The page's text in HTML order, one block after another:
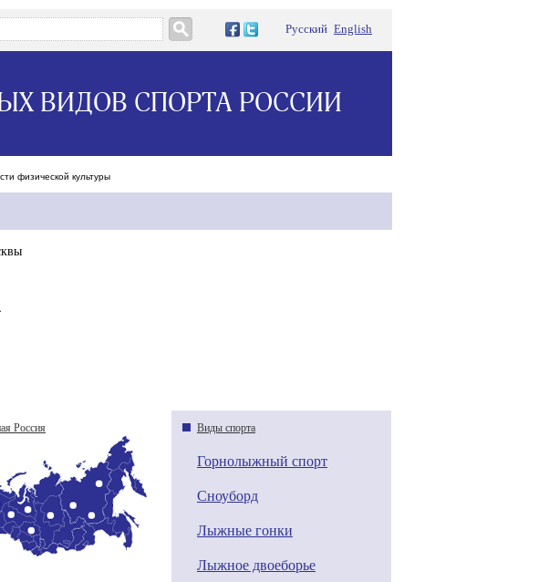
Русский English
ВИДОВ СПОРТА РОССИИ
физической культуры
Россия Виды спорта
Горнолыжный спорт
Сноуборд
Лыжные гонки
Лыжное двоеборье